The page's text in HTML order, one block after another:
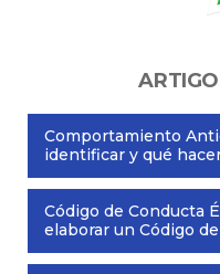
Comportamiento
identificar y qué
Código de Conducta
elaborar un Código